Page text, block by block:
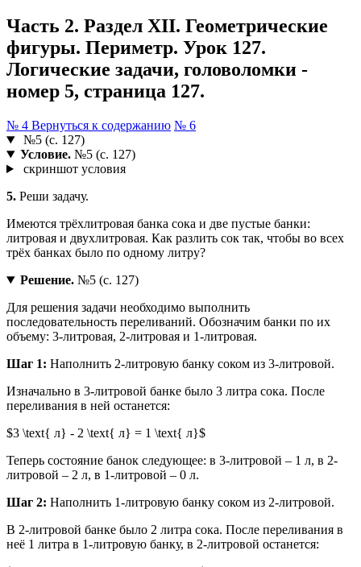
Часть 2. Раздел XII. Геометрические
фигуры. Периметр. Урок 127.
Логические задачи, головоломки -
номер 5, страница 127.
№ 4 Вернуться к содержанию № 6
№5 (с. 127)
Условие.№5 (с. 127)
скриншот условия
5. Реши задачу.
Имеются трёхлитровая банка сока и две пустые банки:
литровая и двухлитровая. Как разлить сок так, чтобы во всех
трёх банках было по одному литру?
Решение.№5 (с. 127)
Для решения задачи необходимо выполнить
последовательность переливаний. Обозначим банки по их
объему: 3-литровая, 2-литровая и 1-литровая.
Шаг 1: Наполнить 2-литровую банку соком из 3-литровой.
Изначально в 3-литровой банке было 3 литра сока. После
переливания в ней останется:
$3 \text{ л} - 2 \text{ л} = 1 \text{ л}$
Теперь состояние банок следующее: в 3-литровой – 1 л, в 2-
литровой – 2 л, в 1-литровой – 0 л.
Шаг 2: Наполнить 1-литровую банку соком из 2-литровой.
В 2-литровой банке было 2 литра сока. После переливания в
неё 1 литра в 1-литровую банку, в 2-литровой останется: